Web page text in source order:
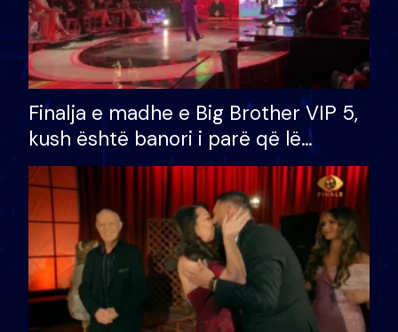
Finalja e madhe e Big Brother VIP 5,
kush është banori i parë që lë
shtëpinë dhe humb mundësinë për
të fituar çmimin e madh